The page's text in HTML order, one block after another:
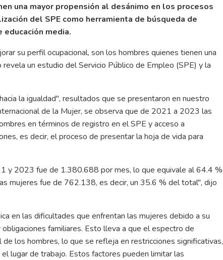
una mayor propensión al desánimo en los procesos
del SPE como herramienta de búsqueda de
media.
su perfil ocupacional, son los hombres quienes tienen una
un estudio del Servicio Público de Empleo (SPE) y la
la igualdad", resultados que se presentaron en nuestro
de la Mujer, se observa que de 2021 a 2023 las
en términos de registro en el SPE y acceso a
es decir, el proceso de presentar la hoja de vida para
y 2023 fue de 1.380.688 por mes, lo que equivale al 64.4 %
mujeres fue de 762.138, es decir, un 35.6 % del total", dijo
en las dificultades que enfrentan las mujeres debido a su
familiares. Esto lleva a que el espectro de
los hombres, lo que se refleja en restricciones significativas,
lugar de trabajo. Estos factores pueden limitar las